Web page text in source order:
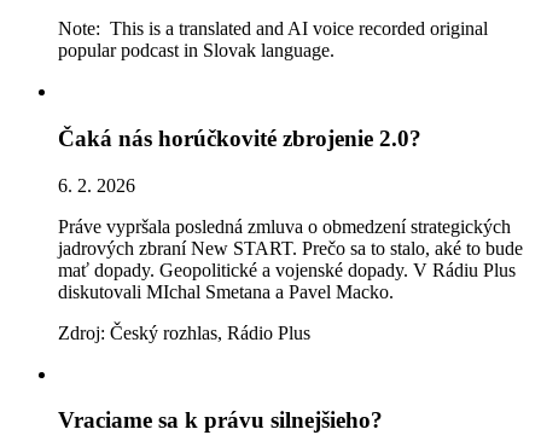
Note: This is a translated and AI voice recorded original
popular podcast in Slovak language.
Čaká nás horúčkovité zbrojenie 2.0?
6. 2. 2026
Práve vypršala posledná zmluva o obmedzení strategických
jadrových zbraní New START. Prečo sa to stalo, aké to bude
mať dopady. Geopolitické a vojenské dopady. V Rádiu Plus
diskutovali MIchal Smetana a Pavel Macko.
Zdroj: Český rozhlas, Rádio Plus
Vraciame sa k právu silnejšieho?